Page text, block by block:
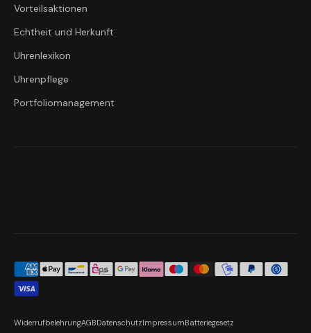
Vorteilsaktionen
Echtheit und Herkunft
Uhrenlexikon
Uhrenpflege
Portfoliomanagement
WiderrufbelehrungAGBDatenschutzImpressumBatteriegesetz